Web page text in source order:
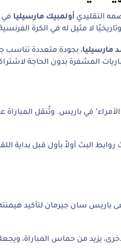
التقليدي أولمبيك مارسيليا في
لا مثيل له في الكرة
مارسيليا، بجودة متعددة تناسب
المشفرة بدون الحاجة
في باريس. وتُنقل المباراة
سان جيرمان لتأكيد هيمنته
يزيد من حماس المباراة،